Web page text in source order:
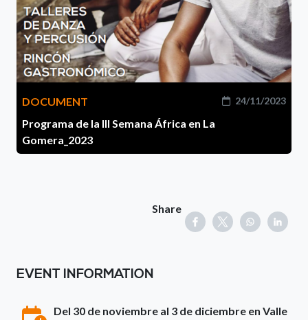
DOCUMENT 24/11/2023
Programa de la III Semana África en La
Gomera_2023
Share
EVENT INFORMATION
Del 30 de noviembre al 3 de diciembre en Valle